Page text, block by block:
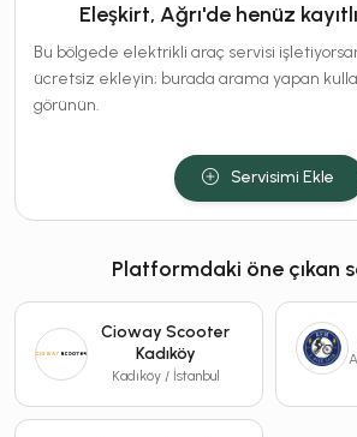
Eleşkirt, Ağrı'de henüz
Bu bölgede elektrikli araç servisi
ücretsiz ekleyin; burada arama yapan
görünün.
Servisimi Ekle
Platformdaki öne çıkan
Cioway Scooter
Kadıköy
Kadıköy / İstanbul